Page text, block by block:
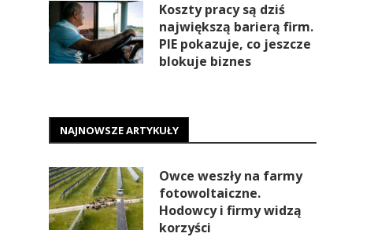
Koszty pracy są dziś
największą barierą firm.
PIE pokazuje, co jeszcze
blokuje biznes
NAJNOWSZE ARTYKUŁY
Owce weszły na farmy
fotowoltaiczne.
Hodowcy i firmy widzą
korzyści